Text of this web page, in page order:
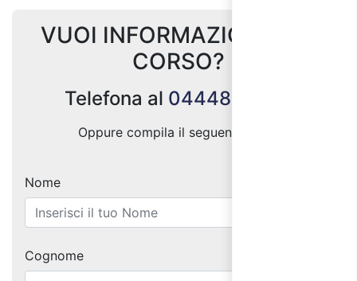
VUOI INFORMAZIONI SUL
CORSO?
Telefona al 0444887004
Oppure compila il seguente form:
Nome
Cognome